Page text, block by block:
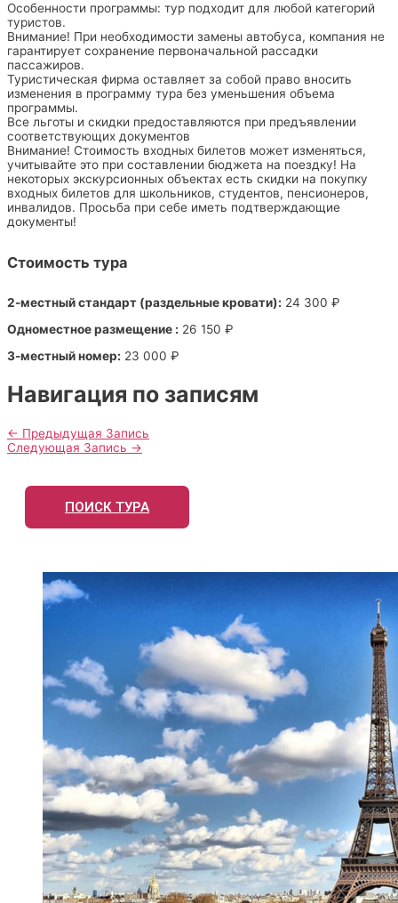
Особенности программы: тур подходит для любой категорий
туристов.
Внимание! При необходимости замены автобуса, компания не
гарантирует сохранение первоначальной рассадки
пассажиров.
Туристическая фирма оставляет за собой право вносить
изменения в программу тура без уменьшения объема
программы.
Все льготы и скидки предоставляются при предъявлении
соответствующих документов
Внимание! Стоимость входных билетов может изменяться,
учитывайте это при составлении бюджета на поездку! На
некоторых экскурсионных объектах есть скидки на покупку
входных билетов для школьников, студентов, пенсионеров,
инвалидов. Просьба при себе иметь подтверждающие
документы!
Стоимость тура
2-местный стандарт (раздельные кровати): 24 300 ₽
Одноместное размещение : 26 150 ₽
3-местный номер: 23 000 ₽
Навигация по записям
← Предыдущая Запись
Следующая Запись →
ПОИСК ТУРА